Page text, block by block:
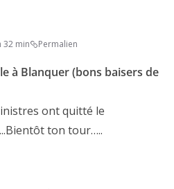
32 min Permalien
à Blanquer (bons baisers de
ont quitté le
ton tour…..